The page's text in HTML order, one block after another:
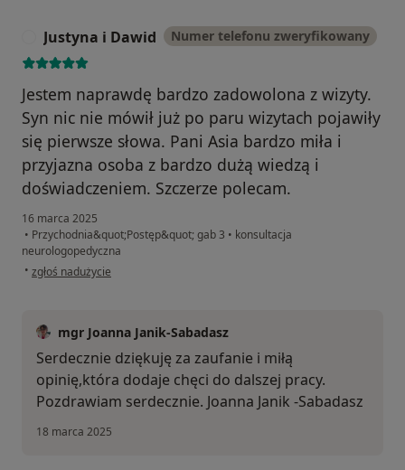
Justyna i Dawid Numer telefonu zweryfikowany
Jestem naprawdę bardzo zadowolona z wizyty.
Syn nic nie mówił już po paru wizytach pojawiły
się pierwsze słowa. Pani Asia bardzo miła i
przyjazna osoba z bardzo dużą wiedzą i
doświadczeniem. Szczerze polecam.
16 marca 2025
• Przychodnia&quot;Postęp&quot; gab 3 • konsultacja
neurologopedyczna
• w opinii użytkownika Justyna i Dawid
zgłoś nadużycie
mgr Joanna Janik-Sabadasz
Serdecznie dziękuję za zaufanie i miłą
opinię,która dodaje chęci do dalszej pracy.
Pozdrawiam serdecznie. Joanna Janik -Sabadasz
18 marca 2025